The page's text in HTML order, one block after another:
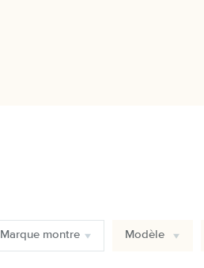
Marque montre Modèle